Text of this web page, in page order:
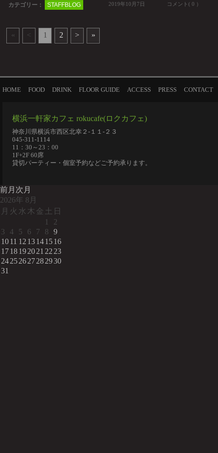
カテゴリー： STAFFBLOG 2019年10月7日 コメント( 0 ）
« < 1 2 > »
HOME FOOD DRINK FLOOR GUIDE ACCESS PRESS CONTACT
横浜一軒家カフェ rokucafe(ロクカフェ)
神奈川県横浜市西区北幸２-１１-２３
045-311-1114
11：30～23：00
1F+2F 60席
貸切パーティー・個室予約などご予約承ります。
前月 次月
2026年 8月
月 火 水 木 金 土 日
1
2
3
4 5 6 7 8
9
1011 12 13141516
1718192021 22 23
24252627282930
31